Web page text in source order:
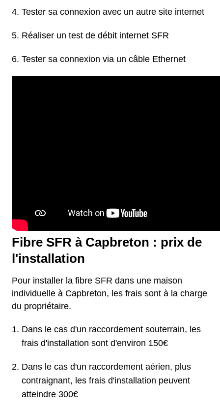
Tester sa connexion avec un autre site internet
Réaliser un test de débit internet SFR
Tester sa connexion via un câble Ethernet
Fibre SFR à Capbreton : prix de
l'installation
Pour installer la fibre SFR dans une maison
individuelle à Capbreton, les frais sont à la charge
du propriétaire.
Dans le cas d'un raccordement souterrain, les
frais d'installation sont d'environ 150€
Dans le cas d'un raccordement aérien, plus
contraignant, les frais d'installation peuvent
atteindre 300€